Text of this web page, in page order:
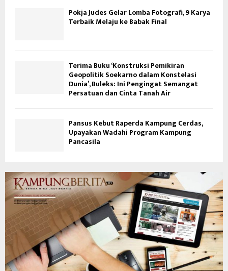
Pokja Judes Gelar Lomba Fotografi, 9 Karya
Terbaik Melaju ke Babak Final
Terima Buku ‘Konstruksi Pemikiran
Geopolitik Soekarno dalam Konstelasi
Dunia’, Buleks: Ini Pengingat Semangat
Persatuan dan Cinta Tanah Air
Pansus Kebut Raperda Kampung Cerdas,
Upayakan Wadahi Program Kampung
Pancasila